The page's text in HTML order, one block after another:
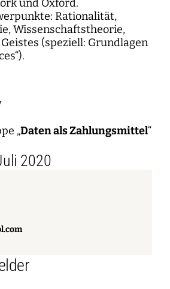
und Oxford.
Rationalität,
Wissenschaftstheorie,
(speziell: Grundlagen
„Daten als Zahlungsmittel“
2020